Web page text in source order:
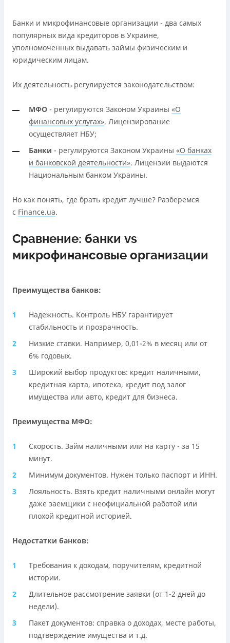
Банки и микрофинансовые организации - два самых
популярных вида кредиторов в Украине,
уполномоченных выдавать займы физическим и
юридическим лицам.
Их деятельность регулируется законодательством:
МФО - регулируются Законом Украины «О
финансовых услугах». Лицензирование
осуществляет НБУ;
Банки - регулируются Законом Украины «О банках
и банковской деятельности». Лицензии выдаются
Национальным банком Украины.
Но как понять, где брать кредит лучше? Разберемся
с Finance.ua.
Сравнение: банки vs
микрофинансовые организации
Преимущества банков:
Надежность. Контроль НБУ гарантирует
стабильность и прозрачность.
Низкие ставки. Например, 0,01-2% в месяц или от
6% годовых.
Широкий выбор продуктов: кредит наличными,
кредитная карта, ипотека, кредит под залог
имущества или авто, кредит для бизнеса.
Преимущества МФО:
Скорость. Займ наличными или на карту - за 15
минут.
Минимум документов. Нужен только паспорт и ИНН.
Лояльность. Взять кредит наличными онлайн могут
даже заемщики с неофициальной работой или
плохой кредитной историей.
Недостатки банков:
Требования к доходам, поручителям, кредитной
истории.
Длительное рассмотрение заявки (от 1-2 дней до
недели).
Пакет документов: справка о доходах, месте работы,
подтверждение имущества и т.д.